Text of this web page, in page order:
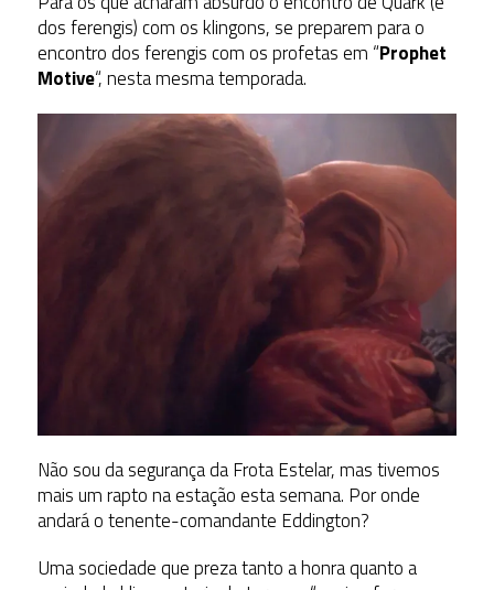
dos ferengis) com os klingons, se preparem para o
encontro dos ferengis com os profetas em “Prophet
Motive“, nesta mesma temporada.
Não sou da segurança da Frota Estelar, mas tivemos
mais um rapto na estação esta semana. Por onde
andará o tenente-comandante Eddington?
Uma sociedade que preza tanto a honra quanto a